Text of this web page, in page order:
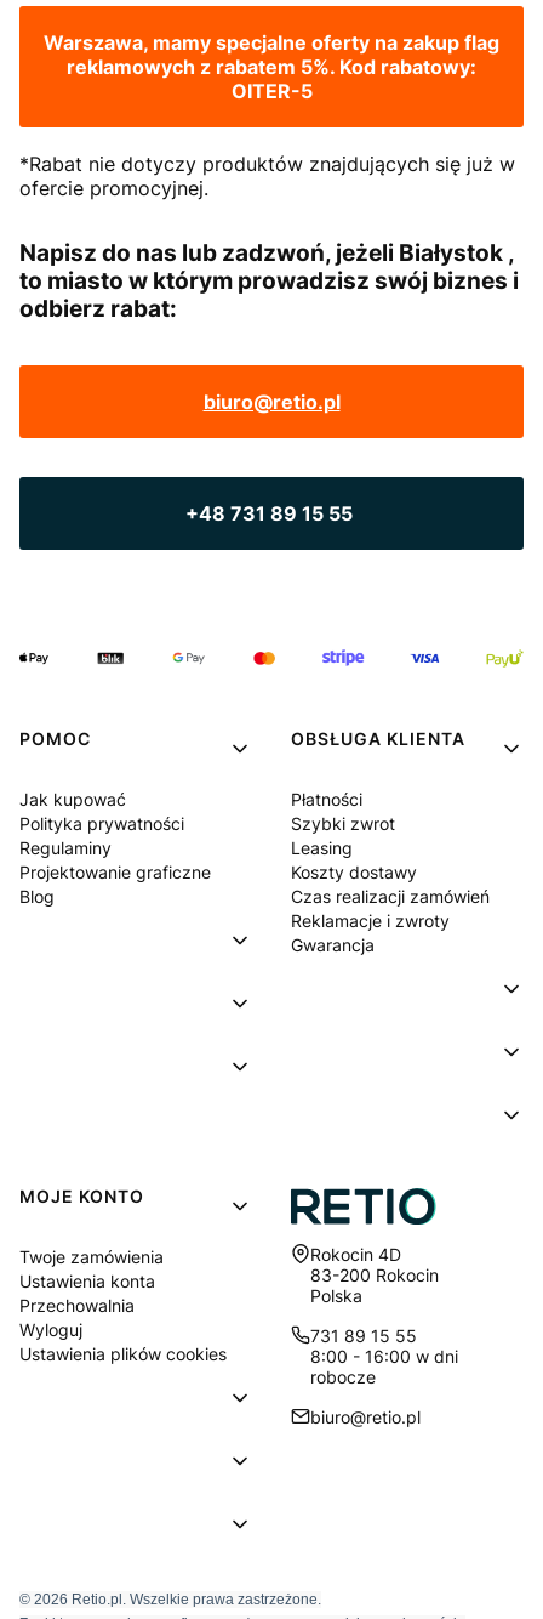
Warszawa, mamy specjalne oferty na zakup flag
reklamowych z rabatem 5%. Kod rabatowy:
OITER-5
*Rabat nie dotyczy produktów znajdujących się już w
ofercie promocyjnej.
Napisz do nas lub zadzwoń, jeżeli Białystok ,
to miasto w którym prowadzisz swój biznes i
odbierz rabat:
biuro@retio.pl
+48 731 89 15 55
POMOC
Jak kupować
Polityka prywatności
Regulaminy
Projektowanie graficzne
Blog
OBSŁUGA KLIENTA
Płatności
Szybki zwrot
Leasing
Koszty dostawy
Czas realizacji zamówień
Reklamacje i zwroty
Gwarancja
MOJE KONTO
Twoje zamówienia
Ustawienia konta
Przechowalnia
Wyloguj
Ustawienia plików cookies
Adres:
Rokocin 4D
83-200 Rokocin
Polska
731 89 15 55
8:00 - 16:00 w dni
robocze
biuro@retio.pl
© 2026 Retio.pl. Wszelkie prawa zastrzeżone.